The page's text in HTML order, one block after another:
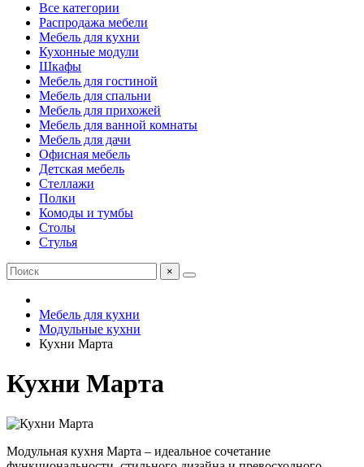
Все категории
Распродажа мебели
Мебель для кухни
Кухонные модули
Шкафы
Мебель для гостиной
Мебель для спальни
Мебель для прихожей
Мебель для ванной комнаты
Мебель для дачи
Офисная мебель
Детская мебель
Стеллажи
Полки
Комоды и тумбы
Столы
Стулья
×
Мебель для кухни
Модульные кухни
Кухни Марта
Кухни Марта
Модульная кухня Марта – идеальное сочетание